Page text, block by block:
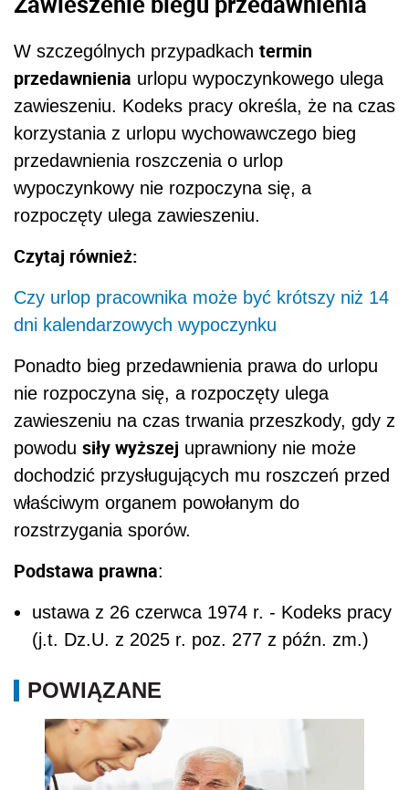
W szczególnych przypadkach termin
przedawnienia urlopu wypoczynkowego ulega
zawieszeniu. Kodeks pracy określa, że na czas
korzystania z urlopu wychowawczego bieg
przedawnienia roszczenia o urlop
wypoczynkowy nie rozpoczyna się, a
rozpoczęty ulega zawieszeniu.
Czytaj również:
Czy urlop pracownika może być krótszy niż 14
dni kalendarzowych wypoczynku
Ponadto bieg przedawnienia prawa do urlopu
nie rozpoczyna się, a rozpoczęty ulega
zawieszeniu na czas trwania przeszkody, gdy z
powodu siły wyższej uprawniony nie może
dochodzić przysługujących mu roszczeń przed
właściwym organem powołanym do
rozstrzygania sporów.
Podstawa prawna:
ustawa z 26 czerwca 1974 r. - Kodeks pracy
(j.t. Dz.U. z 2025 r. poz. 277 z późn. zm.)
POWIĄZANE